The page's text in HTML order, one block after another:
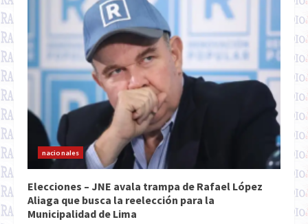
nacionales
Elecciones – JNE avala trampa de Rafael López
Aliaga que busca la reelección para la
Municipalidad de Lima